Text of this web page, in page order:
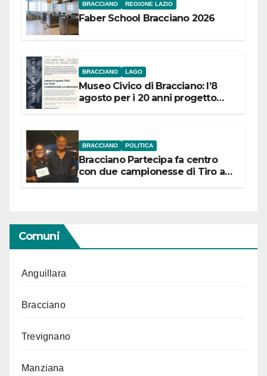
BRACCIANO REGIONE LAZIO
Faber School Bracciano 2026
BRACCIANO LAGO
Museo Civico di Bracciano: l’8
agosto per i 20 anni progetto
BRACCIANO POLITICA
Bracciano Partecipa fa centro
con due campionesse di Tiro a
Comuni
Anguillara
Bracciano
Trevignano
Manziana